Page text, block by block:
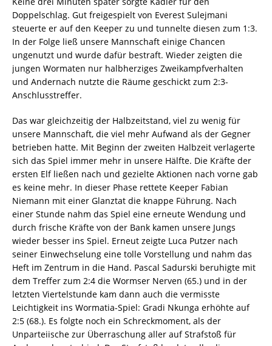
Doppelschlag. Gut freigespielt von Everest Sulejmani
steuerte er auf den Keeper zu und tunnelte diesen zum 1:3.
In der Folge ließ unsere Mannschaft einige Chancen
ungenutzt und wurde dafür bestraft. Wieder zeigten die
jungen Wormaten nur halbherziges Zweikampfverhalten
und Andernach nutzte die Räume geschickt zum 2:3-
Anschlusstreffer.
Das war gleichzeitig der Halbzeitstand, viel zu wenig für
unsere Mannschaft, die viel mehr Aufwand als der Gegner
betrieben hatte. Mit Beginn der zweiten Halbzeit verlagerte
sich das Spiel immer mehr in unsere Hälfte. Die Kräfte der
ersten Elf ließen nach und gezielte Aktionen nach vorne gab
es keine mehr. In dieser Phase rettete Keeper Fabian
Niemann mit einer Glanztat die knappe Führung. Nach
einer Stunde nahm das Spiel eine erneute Wendung und
durch frische Kräfte von der Bank kamen unsere Jungs
wieder besser ins Spiel. Erneut zeigte Luca Putzer nach
seiner Einwechselung eine tolle Vorstellung und nahm das
Heft im Zentrum in die Hand. Pascal Sadurski beruhigte mit
dem Treffer zum 2:4 die Wormser Nerven (65.) und in der
letzten Viertelstunde kam dann auch die vermisste
Leichtigkeit ins Wormatia-Spiel: Gradi Nkunga erhöhte auf
2:5 (68.). Es folgte noch ein Schreckmoment, als der
Unparteiische zur Überraschung aller auf Strafstoß für